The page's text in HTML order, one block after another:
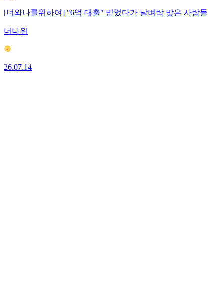
[너와나를위하여] "6억 대출" 믿었다가 날벼락 맞은 사람들
너나위
26.07.14